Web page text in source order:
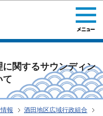
文へ移動
関するサウンディン
て
報
酒田地区広域行政組合